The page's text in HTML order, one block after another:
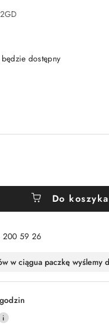
dostępny
Do koszyka
200 59 26
w ciągua paczkę wyślemy